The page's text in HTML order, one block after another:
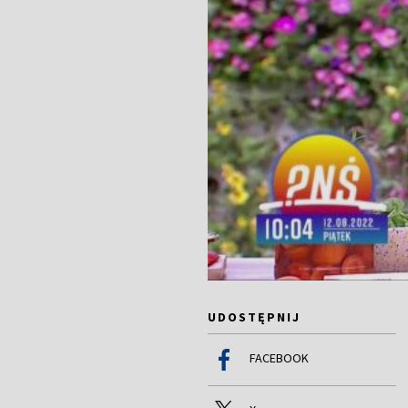
UDOSTĘPNIJ
FACEBOOK